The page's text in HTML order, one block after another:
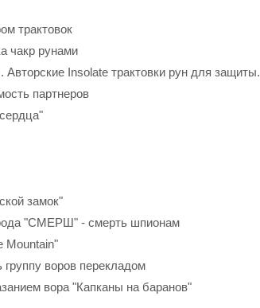
трактовок
чакр рунами
Авторские Insolate трактовки рун для защиты.
партнеров
замок"
"СМЕРШ" - смерть шпионам
Mountain"
группу воров перекладом
вора "Капканы на баранов"